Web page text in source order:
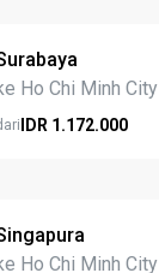
Ho Chi Minh City
IDR 1.172.000
Ho Chi Minh City